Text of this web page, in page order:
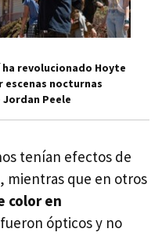
revolucionado Hoyte
escenas nocturnas
Peele
tenían efectos de
mientras que en otros
color en
ópticos y no